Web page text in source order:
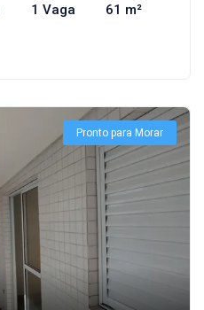
1 Vaga 61 m²
Pronto para Morar